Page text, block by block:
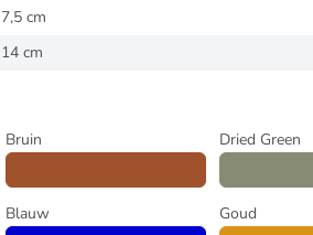
7,5 cm
14 cm
Bruin Dried Green
Blauw Goud